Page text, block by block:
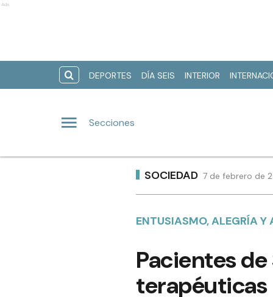
Ads
DEPORTES DÍA SEIS INTERIOR
Secciones
SOCIEDAD 7 de febrero de
ENTUSIASMO, ALEGRÍA Y
Pacientes
terapéuticas